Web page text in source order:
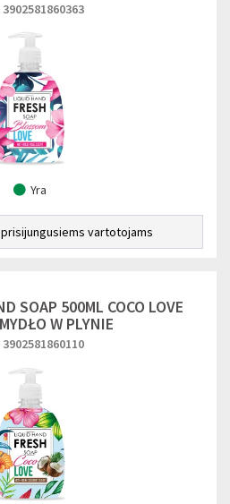
3902581860363
Yra
vartotojams
SOAP 500ML COCO LOVE
W PLYNIE
3902581860110